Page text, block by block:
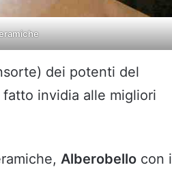
dei potenti del
fatto invidia alle migliori
Alberobello con i